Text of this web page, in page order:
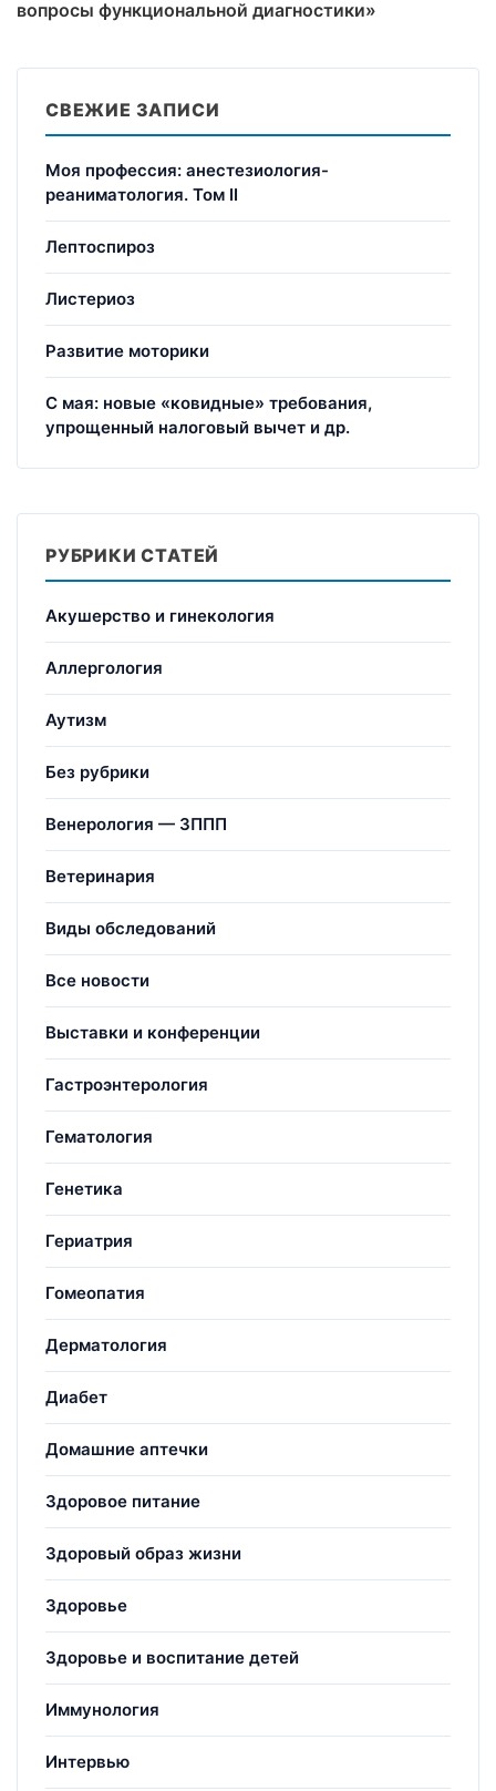
вопросы функциональной диагностики»
СВЕЖИЕ ЗАПИСИ
Моя профессия: анестезиология-
реаниматология. Том II
Лептоспироз
Листериоз
Развитие моторики
С мая: новые «ковидные» требования,
упрощенный налоговый вычет и др.
РУБРИКИ СТАТЕЙ
Акушерство и гинекология
Аллергология
Аутизм
Без рубрики
Венерология — ЗППП
Ветеринария
Виды обследований
Все новости
Выставки и конференции
Гастроэнтерология
Гематология
Генетика
Гериатрия
Гомеопатия
Дерматология
Диабет
Домашние аптечки
Здоровое питание
Здоровый образ жизни
Здоровье
Здоровье и воспитание детей
Иммунология
Интервью